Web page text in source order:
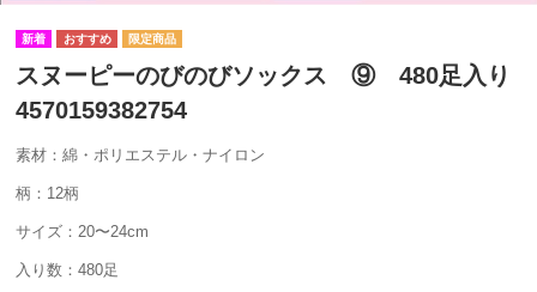
スヌーピーのびのびソックス ⑨ 480足入り
4570159382754
素材：綿・ポリエステル・ナイロン
柄：12柄
サイズ：20〜24cm
入り数：480足